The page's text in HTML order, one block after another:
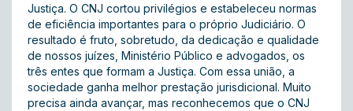
Justiça. O CNJ cortou privilégios e estabeleceu normas
de eficiência importantes para o próprio Judiciário. O
resultado é fruto, sobretudo, da dedicação e qualidade
de nossos juízes, Ministério Público e advogados, os
três entes que formam a Justiça. Com essa união, a
sociedade ganha melhor prestação jurisdicional. Muito
precisa ainda avançar, mas reconhecemos que o CNJ